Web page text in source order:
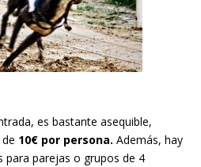
es bastante asequible,
10€ por persona. Además, hay
para parejas o grupos de 4